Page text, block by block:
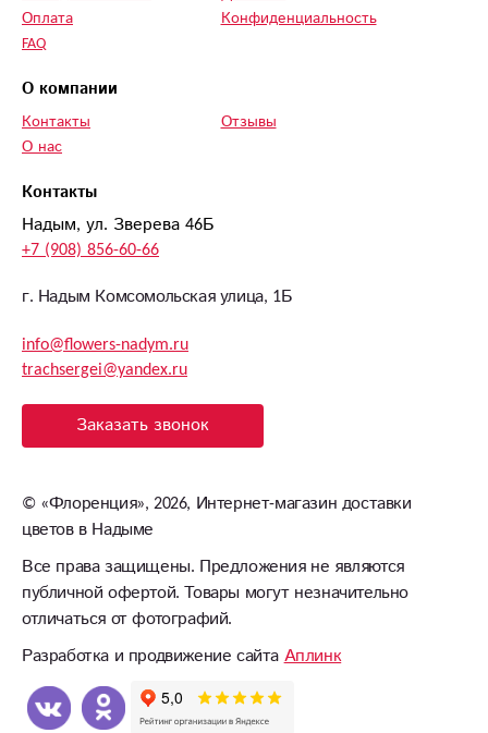
Контакты
Надым, ул. Зверева 46Б
+7 (908) 856-60-66
г. Надым Комсомольская улица, 1Б
info@flowers-nadym.ru
trachsergei@yandex.ru
Заказать звонок
Оплата
FAQ
Конфиденциальность
О компании
Контакты
О нас
Отзывы
© «Флоренция», 2026, Интернет-магазин доставки
цветов в Надыме
Все права защищены. Предложения не являются
публичной офертой. Товары могут незначительно
отличаться от фотографий.
Разработка и продвижение сайтаАплинк